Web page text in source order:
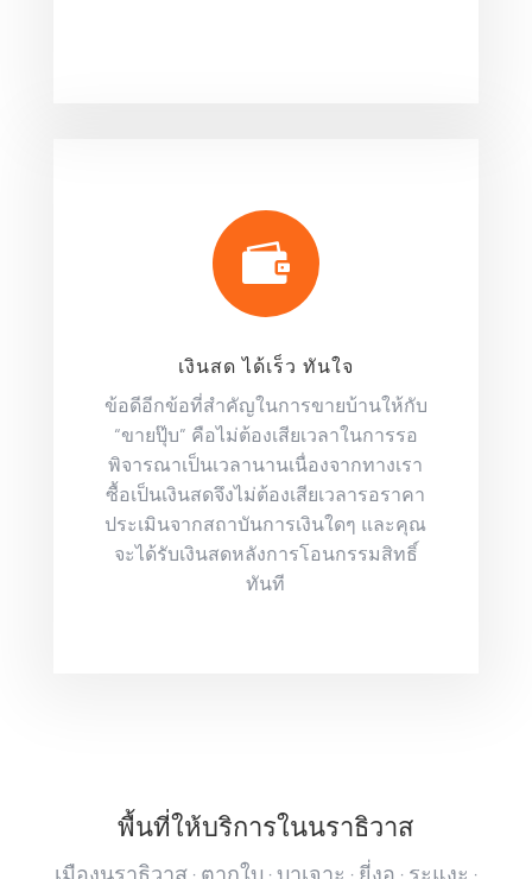

เงินสด ได้เร็ว ทันใจ
ข้อดีอีกข้อที่สำคัญในการขายบ้านให้กับ
“ขายปุ๊บ” คือไม่ต้องเสียเวลาในการรอ
พิจารณาเป็นเวลานานเนื่องจากทางเรา
ซื้อเป็นเงินสดจึงไม่ต้องเสียเวลารอราคา
ประเมินจากสถาบันการเงินใดๆ และคุณ
จะได้รับเงินสดหลังการโอนกรรมสิทธิ์
ทันที
พื้นที่ให้บริการในนราธิวาส